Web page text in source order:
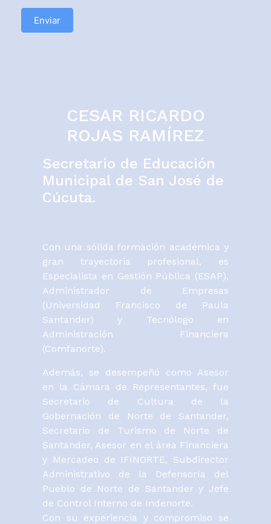
Enviar
CESAR RICARDO
ROJAS RAMÍREZ
Secretario de Educación
Municipal de San José de
Cúcuta.
Con una sólida formación académica y
gran trayectoria profesional, es
Especialista en Gestión Pública (ESAP),
Administrador de Empresas
(Universidad Francisco de Paula
Santander) y Tecnólogo en
Administración Financiera
(Comfanorte).
Además, se desempeñó como Asesor
en la Cámara de Representantes, fue
Secretario de Cultura de la
Gobernación de Norte de Santander,
Secretario de Turismo de Norte de
Santander, Asesor en el área Financiera
y Mercadeo de IFINORTE, Subdirector
Administrativo de la Defensoría del
Pueblo de Norte de Santander y Jefe
de Control Interno de Indenorte.
Con su experiencia y compromiso se